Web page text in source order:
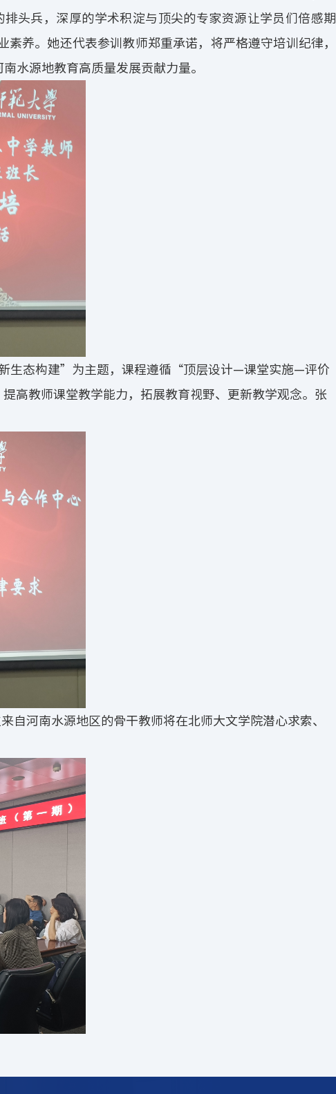
头兵，深厚的学术积淀与顶尖的专家资源让学员们倍感期
养。她还代表参训教师郑重承诺，将严格遵守培训纪律，
水源地教育高质量发展贡献力量。
生态构建”为主题，课程遵循“顶层设计—课堂实施—评价
高教师课堂教学能力，拓展教育视野、更新教学观念。张
自河南水源地区的骨干教师将在北师大文学院潜心求索、